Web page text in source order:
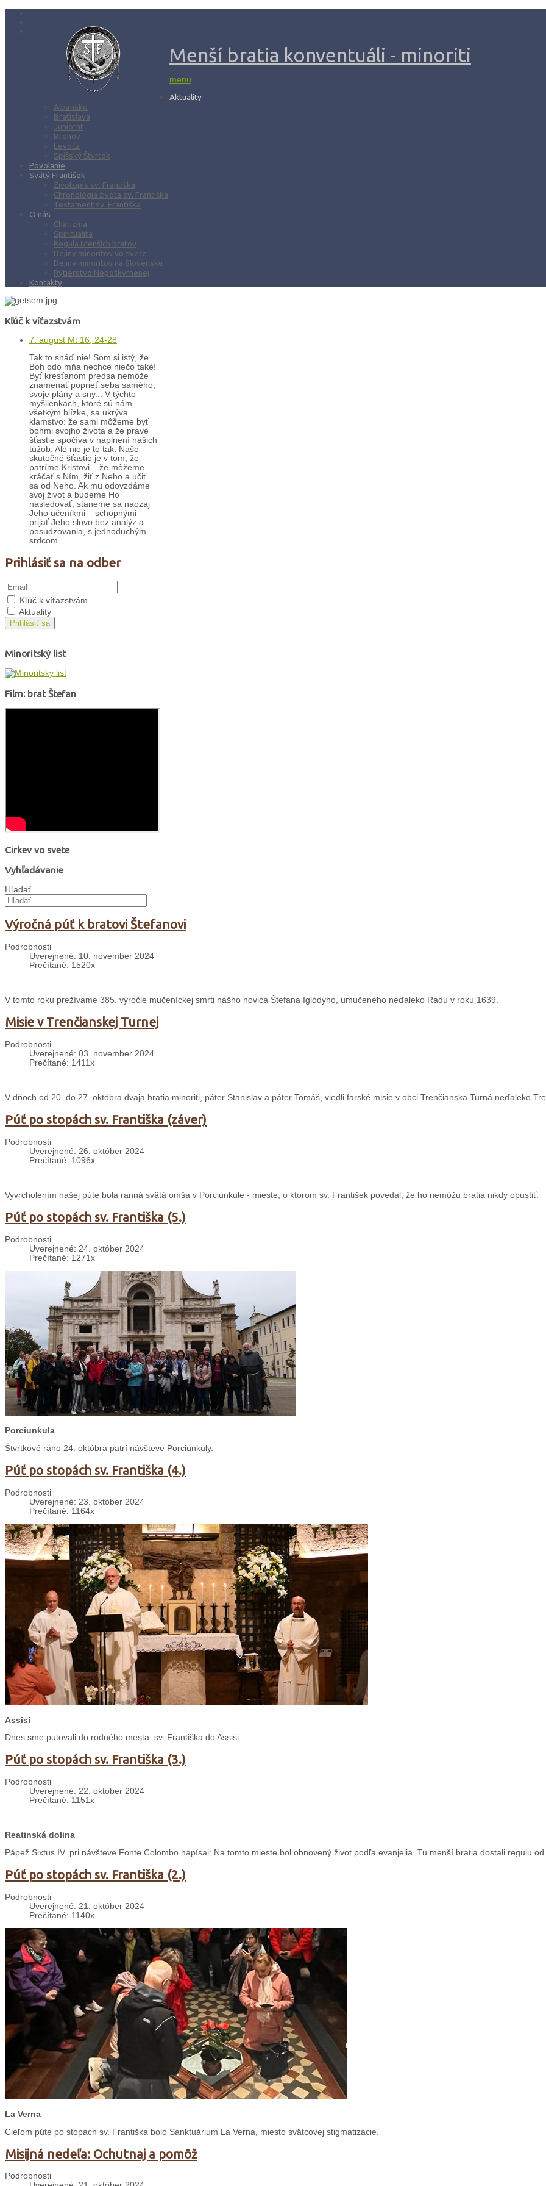
Menší bratia konventuáli - minoriti
menu
Aktuality
Albánsko
Bratislava
Juniorát
Brehov
Levoča
Spišský Štvrtok
Povolanie
Svätý František
Životopis sv. Františka
Chronológia života sv. Františka
Testament sv. Františka
O nás
Charizma
Spiritualita
Regula Menších bratov
Dejiny minoritov vo svete
Dejiny minoritov na Slovensku
Rytierstvo Nepoškvrnenej
Kontakty
Kľúč k víťazstvám
7. august Mt 16, 24-28
Tak to snáď nie! Som si istý, že
Boh odo mňa nechce niečo také!
Byť kresťanom predsa nemôže
znamenať poprieť seba samého,
svoje plány a sny... V týchto
myšlienkach, ktoré sú nám
všetkým blízke, sa ukrýva
klamstvo: že sami môžeme byť
bohmi svojho života a že pravé
šťastie spočíva v naplnení našich
túžob. Ale nie je to tak. Naše
skutočné šťastie je v tom, že
patríme Kristovi – že môžeme
kráčať s Ním, žiť z Neho a učiť
sa od Neho. Ak mu odovzdáme
svoj život a budeme Ho
nasledovať, staneme sa naozaj
Jeho učeníkmi – schopnými
prijať Jeho slovo bez analýz a
posudzovania, s jednoduchým
srdcom.
Prihlásiť sa na odber
Kľúč k víťazstvám
Aktuality
Prihlásiť sa
Minoritský list
Film: brat Štefan
Cirkev vo svete
Vyhľadávanie
Hľadať...
Výročná púť k bratovi Štefanovi
Podrobnosti
Uverejnené: 10. november 2024
Prečítané: 1520x
V tomto roku prežívame 385. výročie mučeníckej smrti nášho novica Štefana Iglódyho, umučeného neďaleko Radu v roku 1639.
Misie v Trenčianskej Turnej
Podrobnosti
Uverejnené: 03. november 2024
Prečítané: 1411x
V dňoch od 20. do 27. októbra dvaja bratia minoriti, páter Stanislav a páter Tomáš, viedli farské misie v obci Trenčianska Turná neďaleko
Púť po stopách sv. Františka (záver)
Podrobnosti
Uverejnené: 26. október 2024
Prečítané: 1096x
Vyvrcholením našej púte bola ranná svätá omša v Porciunkule - mieste, o ktorom sv. František povedal, že ho nemôžu bratia nikdy opustiť.
Púť po stopách sv. Františka (5.)
Podrobnosti
Uverejnené: 24. október 2024
Prečítané: 1271x
Porciunkula
Štvrtkové ráno 24. októbra patrí návšteve Porciunkuly.
Púť po stopách sv. Františka (4.)
Podrobnosti
Uverejnené: 23. október 2024
Prečítané: 1164x
Assisi
Dnes sme putovali do rodného mesta sv. Františka do Assisi.
Púť po stopách sv. Františka (3.)
Podrobnosti
Uverejnené: 22. október 2024
Prečítané: 1151x
Reatinská dolina
Pápež Sixtus IV. pri návšteve Fonte Colombo napísal: Na tomto mieste bol obnovený život podľa evanjelia. Tu menší bratia dostali regulu od
Púť po stopách sv. Františka (2.)
Podrobnosti
Uverejnené: 21. október 2024
Prečítané: 1140x
La Verna
Cieľom púte po stopách sv. Františka bolo Sanktuárium La Verna, miesto svätcovej stigmatizácie.
Misijná nedeľa: Ochutnaj a pomôž
Podrobnosti